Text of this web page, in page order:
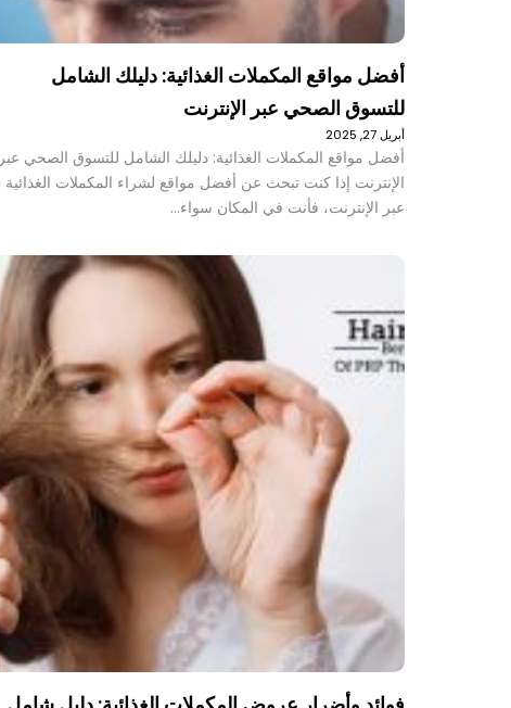
أفضل مواقع المكملات الغذائية: دليلك الشامل
للتسوق الصحي عبر الإنترنت
أبريل 27, 2025
أفضل مواقع المكملات الغذائية: دليلك الشامل للتسوق الصحي عبر
الإنترنت إذا كنت تبحث عن أفضل مواقع لشراء المكملات الغذائية
عبر الإنترنت، فأنت في المكان سواء…